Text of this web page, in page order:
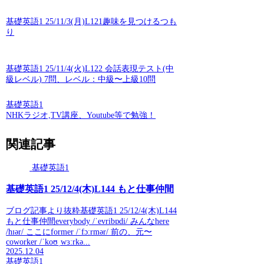
基礎英語1 25/11/3(月)L121趣味を見つけるつも
り
基礎英語1 25/11/4(火)L122 会話表現テスト(中
級レベル) 7問、レベル：中級〜上級10問
基礎英語1
NHKラジオ,TV講座、Youtube等で勉強！
関連記事
基礎英語1
基礎英語1 25/12/4(木)L144 もと仕事仲間
ブログ記事より抜粋基礎英語1 25/12/4(木)L144
もと仕事仲間everybody /ˈevribɒdi/ みんなhere
/hɪər/ ここにformer /ˈfɔːrmər/ 前の、元〜
coworker /ˈkoʊˌwɜːrkə...
2025.12.04
基礎英語1